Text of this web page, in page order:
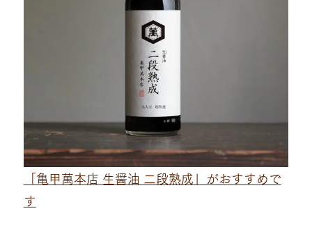
「亀甲萬本店 生醤油 二段熟成」がおすすめで
す